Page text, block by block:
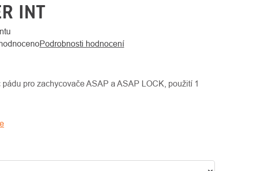
INT
Podrobnosti hodnocení
pro zachycovače ASAP a ASAP LOCK, použití 1